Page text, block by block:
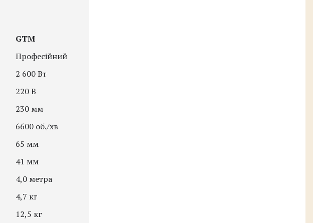
GTM
Професійний
2 600 Вт
220 В
230 мм
6600 об./хв
65 мм
41 мм
4,0 метра
4,7 кг
12,5 кг